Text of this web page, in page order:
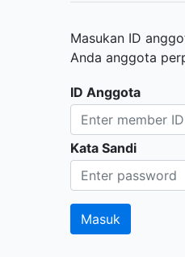
Masukan ID
Anda anggota
ID Anggota
Kata Sandi